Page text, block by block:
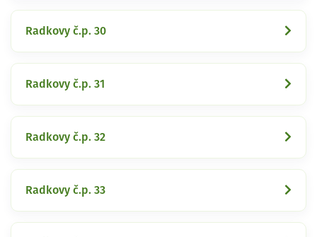
Radkovy č.p. 30
Radkovy č.p. 31
Radkovy č.p. 32
Radkovy č.p. 33